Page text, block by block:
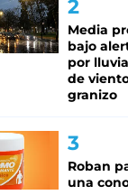
Media
bajo
por
de
granizo
Roban
una